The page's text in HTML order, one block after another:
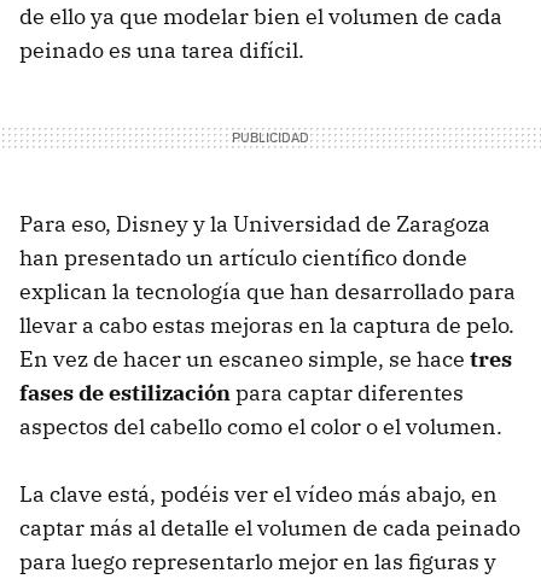
de ello ya que modelar bien el volumen de cada
peinado es una tarea difícil.
Para eso, Disney y la Universidad de Zaragoza
han presentado un artículo científico donde
explican la tecnología que han desarrollado para
llevar a cabo estas mejoras en la captura de pelo.
En vez de hacer un escaneo simple, se hace tres
fases de estilización para captar diferentes
aspectos del cabello como el color o el volumen.
La clave está, podéis ver el vídeo más abajo, en
captar más al detalle el volumen de cada peinado
para luego representarlo mejor en las figuras y